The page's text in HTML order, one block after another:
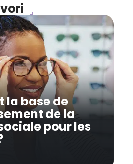
la base de
de la
pour les